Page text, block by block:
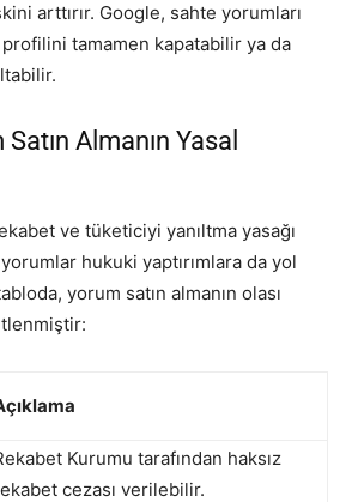
arttırır. Google, sahte yorumları
tamamen kapatabilir ya da
Almanın Yasal
ve tüketiciyi yanıltma yasağı
hukuki yaptırımlara da yol
yorum satın almanın olası
Kurumu tarafından haksız
cezası verilebilir.